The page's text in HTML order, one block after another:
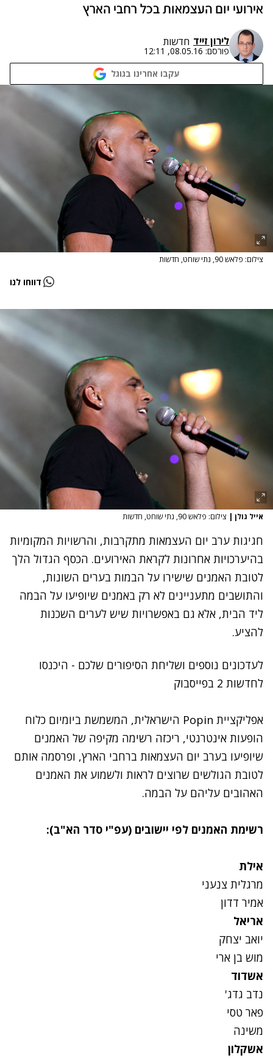
אירועי יום העצמאות בכל רחבי הארץ
לירון זייד חדשות
פורסם: 08.05.16, 12:11
עקבו אחרינו בגוגל
צילום: פלאש 90, נתי שוחט, חדשות
דווחו לנו
אייל גולן | צילום: פלאש 90, נתי שוחט, חדשות
חגיגות ערב יום העצמאות מתקרבות, והרשויות המקומיות
בהיערכויות אחרונות לקראת האירועים. הכסף הגדול הלך
לטובת האמנים שישירו על הבמות בערים השונות,
והתושבים מתעניינים לא רק באמנים שיופיעו על הבמה
ליד הבית, אלא גם באפשרויות שיש לערים השכנות
להציע.
לעדכונים נוספים ושליחת הסיפורים שלכם - היכנסו
לחדשות 2 בפייסבוק
אפליקציית Popin הישראלית
, המשמשת ביומיום כלוח
הופעות אינטרנטי, ריכזה רשימה מקיפה של האמנים
שיופיעו בערב יום העצמאות ברחבי הארץ, ופרסמה אותם
לטובת הגולשים שרוצים לראות ולשמוע את האמנים
האהובים עליהם על הבמה.
רשימת האמנים לפי יישובים (עפ"י סדר הא"ב):
אילת
מרגלית צנעני
אמיר דדון
אריאל
יואב יצחק
מוש בן ארי
אשדוד
נדב גדג'
פאר טסי
משינה
אשקלון